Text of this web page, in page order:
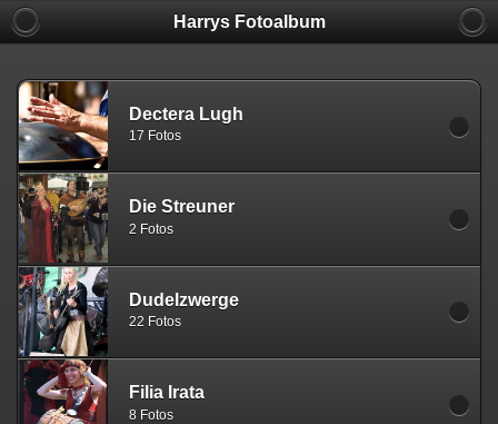
Harrys Fotoalbum
Dectera Lugh
17 Fotos
Die Streuner
2 Fotos
Dudelzwerge
22 Fotos
Filia Irata
8 Fotos